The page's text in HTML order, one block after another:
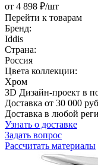
от 4 898 ₽/шт
Перейти к товарам
Бренд:
Iddis
Страна:
Россия
Цвета коллекции:
Хром
ЗD Дизайн-проект в
Доставка от 30 000
Доставка в любой
Узнать о доставке
Задать вопрос
Рассчитать материалы